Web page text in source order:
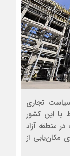
تجاری
با این کشور
در منطقه آزاد
مکان‌یابی از